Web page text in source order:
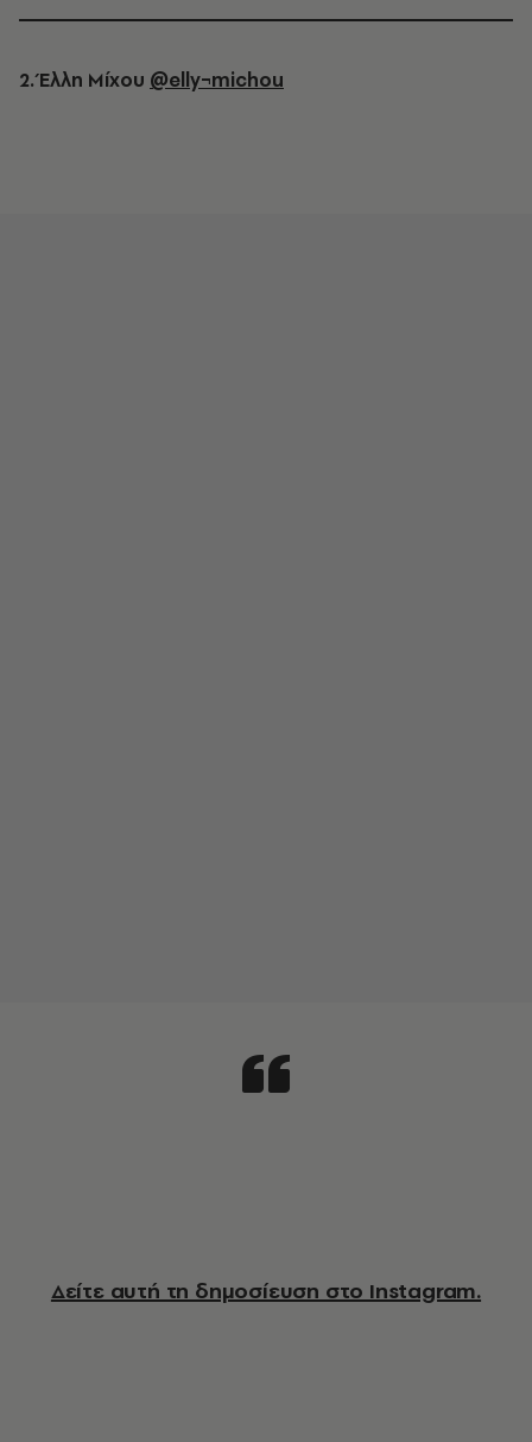
2. Έλλη Μίχου @elly¬michou
Δείτε αυτή τη δημοσίευση στο Instagram.